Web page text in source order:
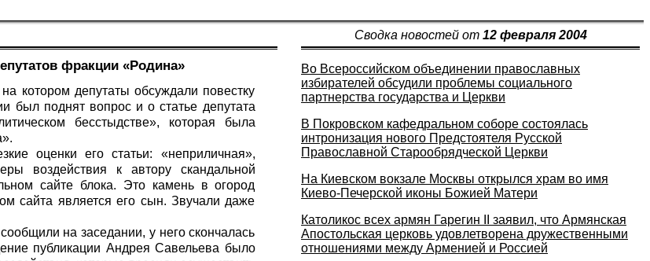
Сводка новостей от 12 февраля 2004
фракции «Родина»
котором депутаты обсуждали повестку
был поднят вопрос и о статье депутата
бесстыдстве», которая была
оценки его статьи: «неприличная»,
воздействия к автору скандальной
сайте блока. Это камень в огород
сайта является его сын. Звучали даже
на заседании, у него скончалась
публикации Андрея Савельева было
Во Всероссийском объединении православных
избирателей обсудили проблемы социального
партнерства государства и Церкви
В Покровском кафедральном соборе состоялась
интронизация нового Предстоятеля Русской
Православной Старообрядческой Церкви
На Киевском вокзале Москвы открылся храм во имя
Киево-Печерской иконы Божией Матери
Католикос всех армян Гарегин II заявил, что Армянская
Апостольская церковь удовлетворена дружественными
отношениями между Арменией и Россией